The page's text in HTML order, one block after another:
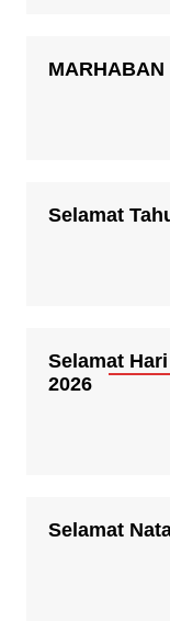
MARHABAN
Selamat
Selamat
2026
Selamat